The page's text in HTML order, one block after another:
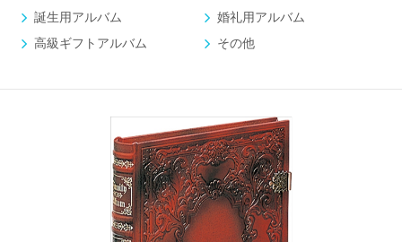
誕生用アルバム
婚礼用アルバム
高級ギフトアルバム
その他